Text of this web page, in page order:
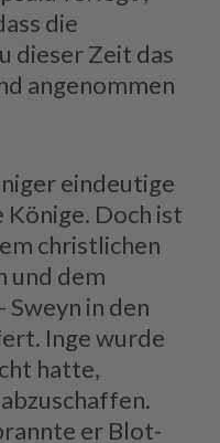
die
dieser Zeit das
angenommen
eindeutige
Doch ist
christlichen
und dem
Sweyn in den
Inge wurde
hatte,
er Blot-